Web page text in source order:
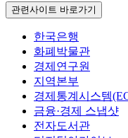
관련사이트 바로가기
한국은행
화폐박물관
경제연구원
지역본부
경제통계시스템
금융·경제 스냅샷
전자도서관